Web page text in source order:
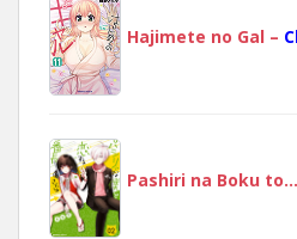
Hajimete no Gal –
Pashiri na Boku